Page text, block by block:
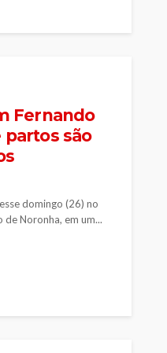
Fernando
partos são
domingo (26) no
de Noronha, em um...